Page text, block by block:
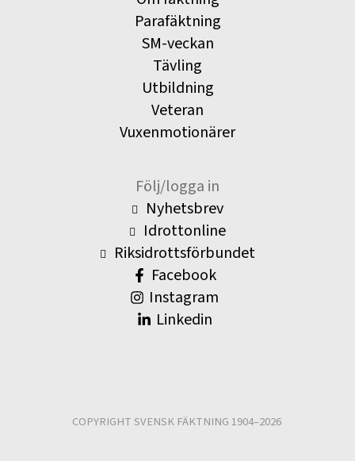
Parafäktning
SM-veckan
Tävling
Utbildning
Veteran
Vuxenmotionärer
Följ/logga in
Nyhetsbrev
Idrottonline
Riksidrottsförbundet
Facebook
Instagram
Linkedin
COPYRIGHT SVENSK FÄKTNING 1904–2026